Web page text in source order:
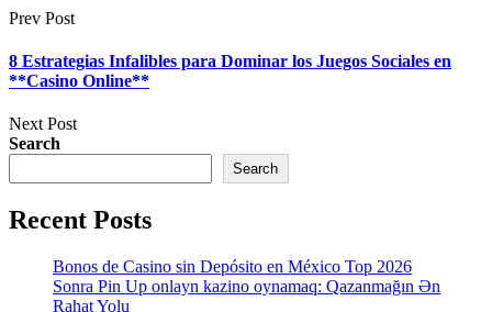
Prev Post
8 Estrategias Infalibles para Dominar los Juegos Sociales en
**Casino Online**
Next Post
Search
Search
Recent Posts
Bonos de Casino sin Depósito en México Top 2026
Sonra Pin Up onlayn kazino oynamaq: Qazanmağın Ən
Rahat Yolu